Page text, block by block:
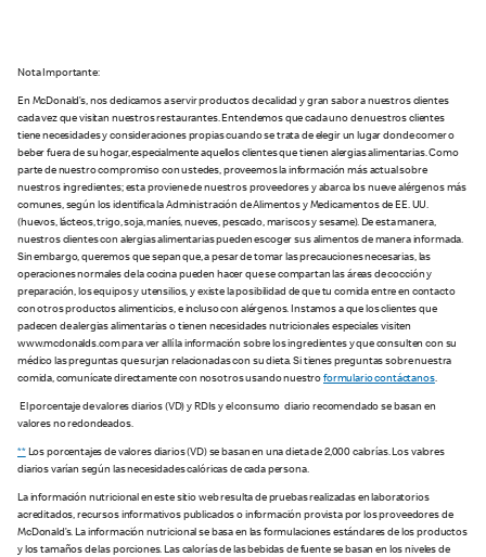
Nota Importante:
En McDonald’s, nos dedicamos a servir productos de calidad y gran sabor a nuestros clientes
cada vez que visitan nuestros restaurantes. Entendemos que cada uno de nuestros clientes
tiene necesidades y consideraciones propias cuando se trata de elegir un lugar donde comer o
beber fuera de su hogar, especialmente aquellos clientes que tienen alergias alimentarias. Como
parte de nuestro compromiso con ustedes, proveemos la información más actual sobre
nuestros ingredientes; esta proviene de nuestros proveedores y abarca los nueve alérgenos más
comunes, según los identifica la Administración de Alimentos y Medicamentos de EE. UU.
(huevos, lácteos, trigo, soja, maníes, nueves, pescado, mariscos y sesame). De esta manera,
nuestros clientes con alergias alimentarias pueden escoger sus alimentos de manera informada.
Sin embargo, queremos que sepan que, a pesar de tomar las precauciones necesarias, las
operaciones normales de la cocina pueden hacer que se compartan las áreas de cocción y
preparación, los equipos y utensilios, y existe la posibilidad de que tu comida entre en contacto
con otros productos alimenticios, e incluso con alérgenos. Instamos a que los clientes que
padecen de alergias alimentarias o tienen necesidades nutricionales especiales visiten
www.mcdonalds.com para ver allí la información sobre los ingredientes y que consulten con su
médico las preguntas que surjan relacionadas con su dieta. Si tienes preguntas sobre nuestra
comida, comunícate directamente con nosotros usando nuestroformulario contáctanos.
El porcentaje de valores diarios (VD) y RDIs y el consumo diario recomendado se basan en
valores no redondeados.
**Los porcentajes de valores diarios (VD) se basan en una dieta de 2,000 calorías. Los valores
diarios varían según las necesidades calóricas de cada persona.
La información nutricional en este sitio web resulta de pruebas realizadas en laboratorios
acreditados, recursos informativos publicados o información provista por los proveedores de
McDonald’s. La información nutricional se basa en las formulaciones estándares de los productos
y los tamaños de las porciones. Las calorías de las bebidas de fuente se basan en los niveles de